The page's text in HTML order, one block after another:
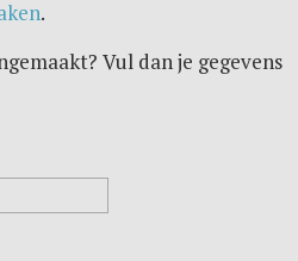
.
Vul dan je gegevens